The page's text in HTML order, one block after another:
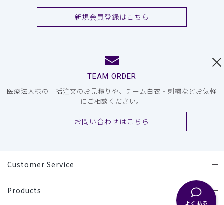
よくある
新規会員登録はこちら
TEAM ORDER
医療法人様の一括注文のお見積りや、チーム白衣・刺繍などお気軽
にご相談ください。
お問い合わせはこちら
Customer Service
Products